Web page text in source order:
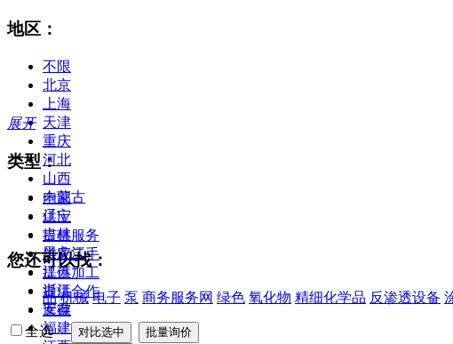
地区：
不限
北京
上海
天津
重庆
河北
山西
内蒙古
辽宁
吉林
黑龙江
江苏
浙江
安徽
福建
展开
类型：
全部
供应
提供服务
供应二手
提供加工
提供合作
库存
您还可以找：
品 机械 电子 泵 商务服务网 绿色 氧化物 精细化学品 反渗透设备
全选